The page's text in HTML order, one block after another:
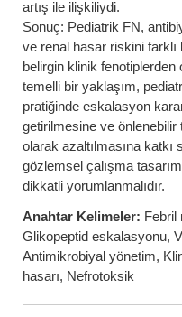
artış ile ilişkiliydi.
Sonuç: Pediatrik FN,
ve renal hasar riskini
belirgin klinik fenotiplerden
temelli bir yaklaşım,
pratiğinde eskalasyon
getirilmesine ve
olarak azaltılmasına
gözlemsel çalışma
dikkatli yorumlanmalıdır.
Anahtar Kelimeler: Febril
Glikopeptid eskalasyonu,
Antimikrobiyal yönetim,
hasarı, Nefrotoksik